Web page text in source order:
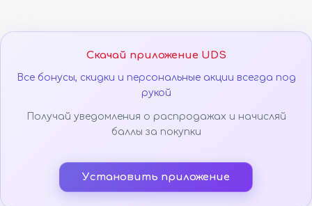
Скачай приложение UDS
Все бонусы, скидки и персональные акции всегда под
рукой
Получай уведомления о распродажах и начисляй
баллы за покупки
Установить приложение